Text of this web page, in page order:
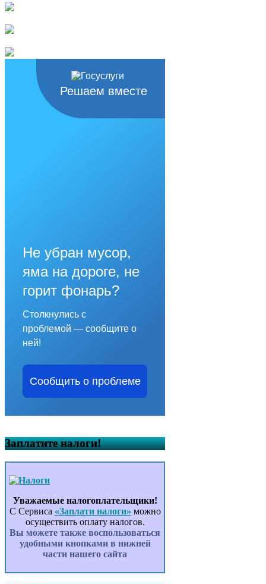
Решаем вместе
Не убран мусор,
яма на дороге, не
горит фонарь?
Столкнулись с
проблемой — сообщите о
ней!
Сообщить о проблеме
Заплатите налоги!
Уважаемые налогоплательщики!
С Сервиса «Заплати налоги» можно
осуществить оплату налогов.
Вы можете также воспользоваться
удобными кнопками в нижней
части нашего сайта